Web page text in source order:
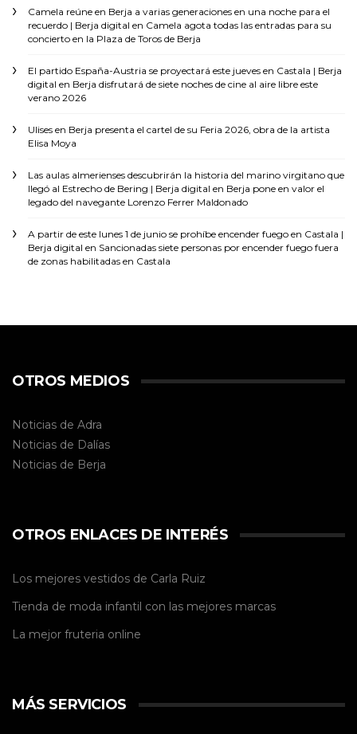
Camela reúne en Berja a varias generaciones en una noche para el
recuerdo | Berja digital en Camela agota todas las entradas para su
concierto en la Plaza de Toros de Berja
El partido España-Austria se proyectará este jueves en Castala | Berja
digital en Berja disfrutará de siete noches de cine al aire libre este
verano 2026
Ulises en Berja presenta el cartel de su Feria 2026, obra de la artista
Elisa Moya
Las aulas almerienses descubrirán la historia del marino virgitano que
llegó al Estrecho de Bering | Berja digital en Berja pone en valor el
legado del navegante Lorenzo Ferrer Maldonado
A partir de este lunes 1 de junio se prohíbe encender fuego en Castala |
Berja digital en Sancionadas siete personas por encender fuego fuera
de zonas habilitadas en Castala
OTROS MEDIOS
Noticias de Adra
Noticias de Dalías
Noticias de Berja
OTROS ENLACES DE INTERÉS
Los mejores vestidos de Carla Ruiz
Tienda de moda infantil con las mejores marcas
La mejor fruteria online
MÁS SERVICIOS